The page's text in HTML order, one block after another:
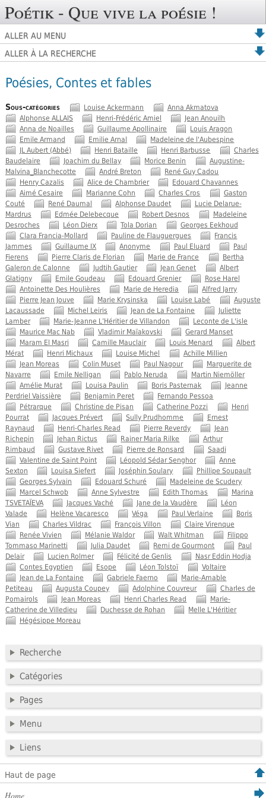
Poétik - Que vive la poésie !
ALLER AU MENU
ALLER À LA RECHERCHE
Poésies, Contes et fables
Sous-catégories Louise Ackermann
Anna Akmatova
Alphonse ALLAIS
Henri-Frédéric Amiel
Jean Anouilh
Anna de Noailles
Guillaume Apollinaire
Louis Aragon
Emile Armand
Emilie Arnal
Madeleine de l'Aubespine
JL Aubert (Abbé)
Henri Bataille Henri Barbusse
Charles
Baudelaire
Joachim du Bellay Morice Benin
Augustine-
Malvina_Blanchecotte
André Breton
René Guy Cadou
Henry Cazalis
Alice de Chambrier
Edouard Chavannes
Aimé Cesaire
Marianne Cohn Charles Cros
Gaston
Couté
René Daumal Alphonse Daudet
Lucie Delarue-
Mardrus
Edmée Delebecque Robert Desnos
Madeleine
Desroches
Léon Dierx Tola Dorian
Georges Eekhoud
Clara Francia-Mollard
Pauline de Flauguergues
Francis
Jammes
Guillaume IX Anonyme Paul Eluard
Paul
Fierens
Pierre Claris de Florian Marie de France
Bertha
Galeron de Calonne
Judtih Gautier Jean Genet
Albert
Glatigny
Emile Goudeau Edouard Grenier
Rose Harel
Antoinette Des Houlières
Marie de Heredia
Alfred Jarry
Pierre Jean Jouve
Marie Krysinska Louise Labé
Auguste
Lacaussade
Michel Leiris Jean de La Fontaine
Juliette
Lamber
Marie-Jeanne L’Héritier de Villandon
Leconte de L'isle
Maurice Mac Nab
Vladimir Maïakovski
Gerard Manset
Maram El Masri
Camille Mauclair Louis Menard
Albert
Mérat
Henri Michaux Louise Michel
Achille Millien
Jean Moreas
Colin Muset Paul Nagour
Marguerite de
Navarre
Emile Nelligan Pablo Neruda
Martin Niemöller
Amélie Murat
Louisa Paulin Boris Pasternak
Jeanne
Perdriel Vaissière
Benjamin Peret
Fernando Pessoa
Pétrarque
Christine de Pisan Catherine Pozzi
Henri
Pourrat
Jacques Prévert Sully Prudhomme
Ernest
Raynaud
Henri-Charles Read Pierre Reverdy
Jean
Richepin
Jehan Rictus Rainer Maria Rilke
Arthur
Rimbaud
Gustave Rivet Pierre de Ronsard
Saadi
Valentine de Saint Point
Léopold Sédar Senghor
Anne
Sexton
Louisa Siefert Joséphin Soulary
Phillipe Soupault
Georges Sylvain
Edouard Schuré
Madeleine de Scudery
Marcel Schwob
Anne Sylvestre Edith Thomas
Marina
TSVETAÏEVA
Jacques Vaché Jane de la Vaudère
Léon
Valade
Helène Vacaresco Véga Paul Verlaine
Boris
Vian
Charles Vildrac François Villon
Claire Virenque
Renée Vivien
Mélanie Waldor Walt Whitman
Filippo
Tommaso Marinetti
Julia Daudet Remi de Gourmont
Paul
Delair
Lucien Rolmer Félicité de Genlis
Nasr Eddin Hodja
Contes Egyptien
Esope Léon Tolstoï
Voltaire
Jean de La Fontaine
Gabriele Faerno
Marie-Amable
Petiteau
Augusta Coupey Adolphine Couvreur
Charles de
Pomairols
Jean Moreas Henri Charles Read
Marie-
Catherine de Villedieu
Duchesse de Rohan
Melle L'Héritier
Hégésippe Moreau
Recherche
Catégories
Pages
Menu
Liens
Haut de page
Home